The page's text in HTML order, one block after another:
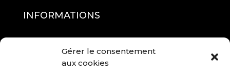
Gérer le consentement
aux cookies
INFORMATIONS